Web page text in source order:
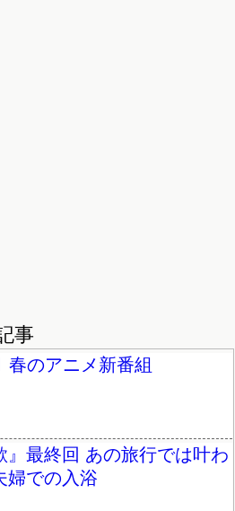
事
春のアニメ新番組
』最終回 あの旅行では叶わ
婦での入浴